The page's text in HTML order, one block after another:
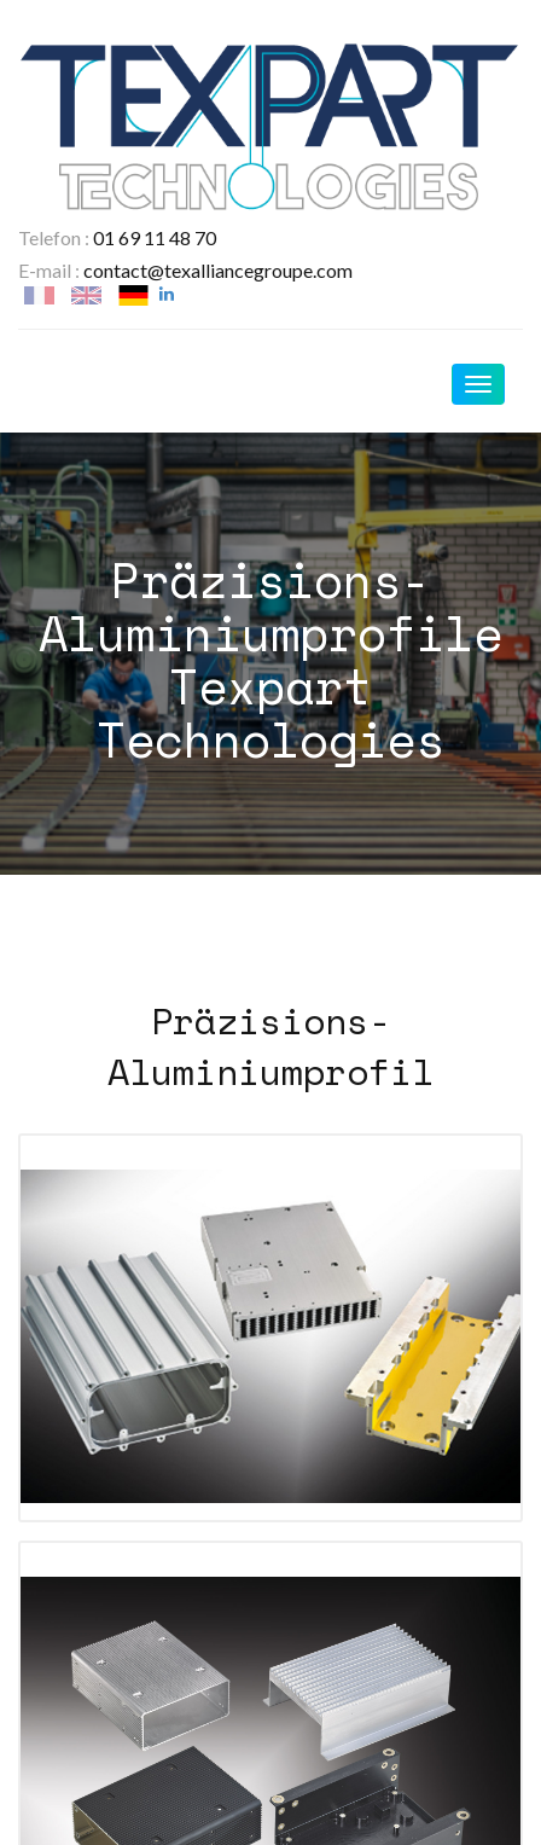
Telefon : 01 69 11 48 70
E-mail : contact@texalliancegroupe.com
Präzisions-
Aluminiumprofile
Texpart
Technologies
Präzisions-
Aluminiumprofil